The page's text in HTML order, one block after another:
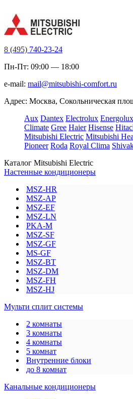
8 (495) 740-23-24
Пн-Пт: 09:00 — 18:00
e-mail: mail@mitsubishi-comfort.ru
Адрес: Москва, Сокольническая
Aux Dantex Electrolux Energolux
Climate Gree Haier Hisense
Mitsubishi Electric Mitsubishi
Pioneer Roda Royal Clima
Каталог Mitsubishi Electric
Настенные кондиционеры
MSZ-HR
MSZ-AP
MSZ-EF
MSZ-LN
PKA-M
MSZ-SF
MSZ-GF
MS-GF
MSZ-BT
MSZ-DM
MSZ-FH
MSZ-HJ
Мульти сплит системы
2 комнаты
3 комнаты
4 комнаты
5 комнат
Внутренние блоки
до 8 комнат
Канальные кондиционеры